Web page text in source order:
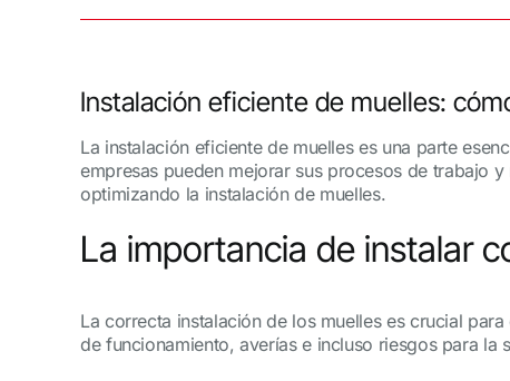
Instalación eficiente de muelles:
La instalación eficiente de muelles es una parte
empresas pueden mejorar sus procesos de trabajo
optimizando la instalación de muelles.
La importancia de instalar
La correcta instalación de los muelles es crucial
de funcionamiento, averías e incluso riesgos para